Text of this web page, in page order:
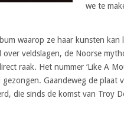
we te
waarop ze haar kunsten
veldslagen, de Noorse
raak. Het nummer ‘Like A
gezongen. Gaandeweg de
die sinds de komst van Troy